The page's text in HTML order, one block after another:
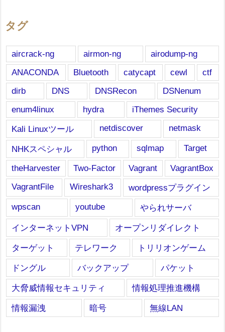
タグ
aircrack-ng airmon-ng
airodump-ng
ANACONDA
Bluetooth catycapt cewl
ctf
dirb
DNS DNSRecon
DSNenum
enum4linux
hydra
iThemes Security
Kali Linuxツール
netdiscover netmask
NHKスペシャル python sqlmap
Target
theHarvester
Two-Factor Vagrant
VagrantBox
VagrantFile
Wireshark3
wordpressプラグイン
wpscan
youtube
やられサーバ
インターネットVPN
オープンリダイレクト
ターゲット
テレワーク
トリリオンゲーム
ドングル
バックアップ
パケット
大脅威情報セキュリティ
情報処理推進機構
情報漏洩
暗号 無線LAN